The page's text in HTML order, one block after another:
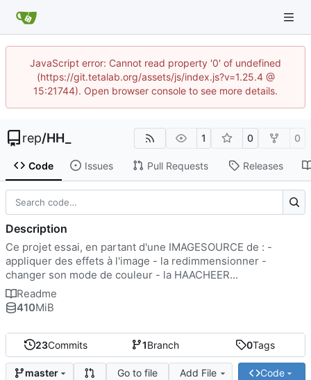
JavaScript error: Cannot read property '0' of undefined
(https://git.tetalab.org/assets/js/index.js?v=1.25.4 @
15:21744). Open browser console to see more details.
rep/HH_ 1 0 0
Code Issues Pull Requests Releases
23Commits 1Branch 0Tags
master Go to file Add File Code
Description
Ce projet essai, en partant d'une IMAGESOURCE de : -
appliquer des effets à l'image - la redimmensionner -
changer son mode de couleur - la HAACHEER...
Readme
410MiB